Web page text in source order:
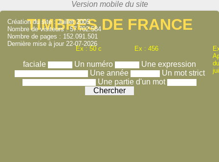
TIMBRES DE FRANCE
Ex : 50 c Ex : 456
faciale Un numéro
Une expression
Une année
Un mot strict
Une partie d'un mot
Création du site : Juillet 2005
Nombre de visiteurs : 57.702.584
Nombre de pages : 152.091.501
Dernière mise à jour 22-07-2026